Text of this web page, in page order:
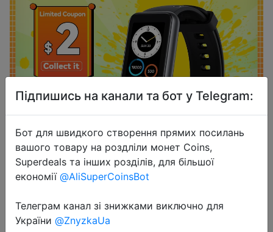
realme Band 2 умный браслет, 5
Підпишись на канали та бот у Telegram:
Бот для швидкого створення прямих посилань
вашого товару на роздліли монет Coins,
Superdeals та інших розділів, для більшої
економії @AliSuperCoinsBot
Телеграм канал зі знижками виключно для
України @ZnyzkaUa